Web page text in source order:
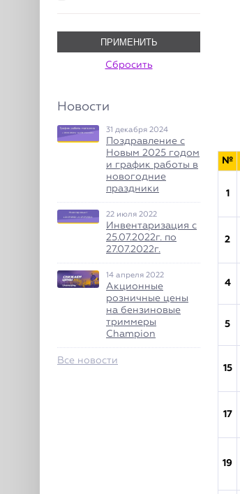
№
1
2
4
5
15
17
19
ПРИМЕНИТЬ
Сбросить
Новости
31 декабря 2024
Поздравление с
Новым 2025 годом
и график работы в
новогодние
праздники
22 июля 2022
Инвентаризация с
25.07.2022г. по
27.07.2022г.
14 апреля 2022
Акционные
розничные цены
на бензиновые
триммеры
Champion
Все новости